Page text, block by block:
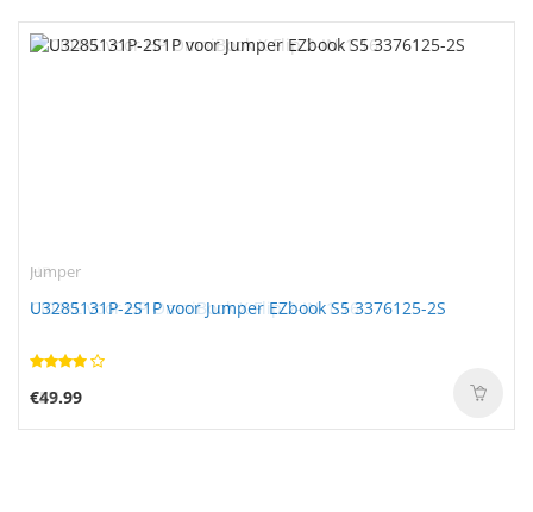
Jumper
U3285131P-2S1P voor Jumper EZbook S5 3376125-2S
€49.99